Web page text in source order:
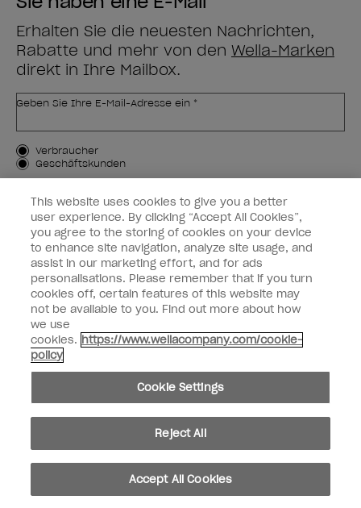
Erhalten Sie die neuesten Nachrichten,
Rabatte und mehr von den Wella-Marken
direkt in Ihre Mailbox.
Geben Sie Ihre E-Mail-Adresse ein *
Kundenart
Verbraucher
Geschäftskunden
MICH ANMELDEN
Kundeninformationen
OPI & Sie
instagramfacebook
Copyright 2026, Wella Operations US LLC. Alle Rechte vorbehalten.
This website uses cookies to give you a better
user experience. By clicking “Accept All Cookies”,
you agree to the storing of cookies on your device
to enhance site navigation, analyze site usage, and
assist in our marketing effort, and for ads
personalisations. Please remember that if you turn
cookies off, certain features of this website may
not be available to you. Find out more about how
we use
cookies. https://www.wellacompany.com/cookie-
policy
Cookie Settings
Reject All
Accept All Cookies